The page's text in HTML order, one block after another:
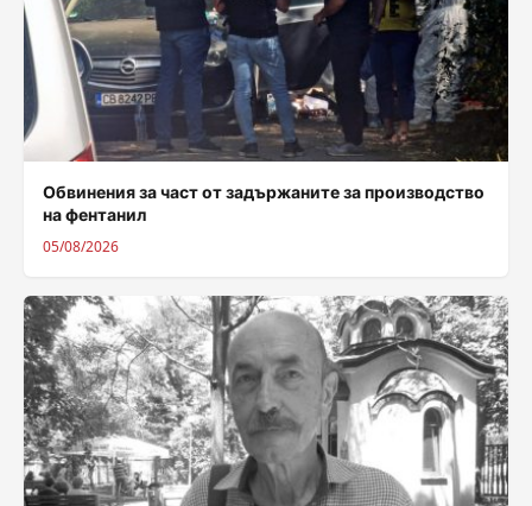
Обвинения за част от задържаните за производство
на фентанил
05/08/2026